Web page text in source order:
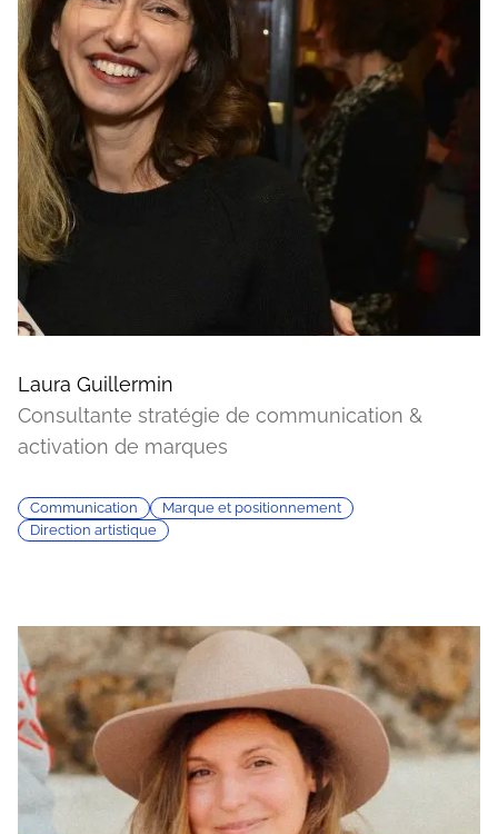
Laura Guillermin
Consultante stratégie de communication &
activation de marques
Communication
Marque et positionnement
Direction artistique